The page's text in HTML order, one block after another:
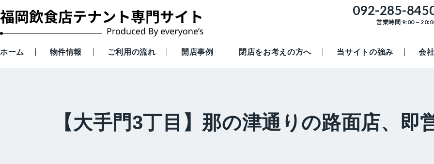
092-285-
営業時間 9:00～
ホーム 物件情報 ご利用の流れ 開店事例 閉店をお考えの方へ 当サイトの強み 会
【大手門3丁目】那の津通りの路面店、即